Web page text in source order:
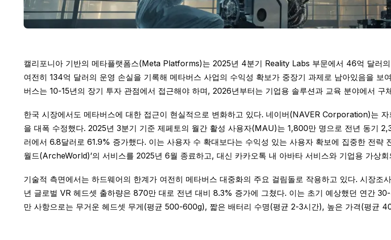
캘리포니아 기반의 메타플랫폼스(Meta Platforms)는 2025년 4분기 Reality Labs 부문에서 46억 달러
여전히 134억 달러의 운영 손실을 기록해 메타버스 사업의 수익성 확보가 중장기 과제로 남아있음을 보
버스는 10-15년의 장기 투자 관점에서 접근해야 하며, 2026년부터는 기업용 솔루션과 교육 분야에서 구
한국 시장에서도 메타버스에 대한 접근이 현실적으로 변화하고 있다. 네이버(NAVER Corporation)는
을 대폭 수정했다. 2025년 3분기 기준 제페토의 월간 활성 사용자(MAU)는 1,800만 명으로 전년 동기
러에서 6.8달러로 61.9% 증가했다. 이는 사용자 수 확대보다는 수익성 있는 사용자 확보에 집중한 전
월드(ArcheWorld)’의 서비스를 2025년 6월 종료하고, 대신 카카오톡 내 아바타 서비스와 기업용 가상
기술적 측면에서는 하드웨어의 한계가 여전히 메타버스 대중화의 주요 걸림돌로 작용하고 있다. 시장
년 글로벌 VR 헤드셋 출하량은 870만 대로 전년 대비 8.3% 증가에 그쳤다. 이는 초기 예상했던 연간
만 사항으로는 무거운 헤드셋 무게(평균 500-600g), 짧은 배터리 수명(평균 2-3시간), 높은 가격(평균